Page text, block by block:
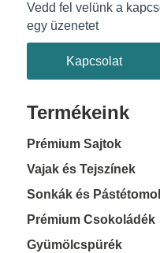
Vedd fel velünk a
egy üzenetet
Kapcsolat
Termékeink
Prémium Sajtok
Vajak és Tejszínek
Sonkák és
Prémium Csokoládék
Gyümölcspürék